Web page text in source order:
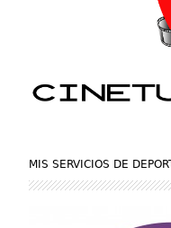
MIS SERVICIOS DE